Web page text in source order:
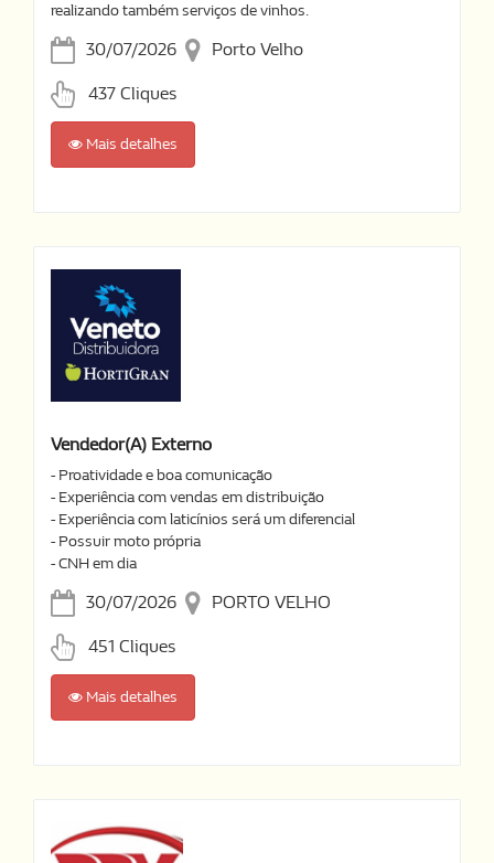
realizando também serviços de vinhos.
30/07/2026 Porto Velho
437 Cliques
Mais detalhes
Vendedor(a) Externo
- Proatividade e boa comunicação
- Experiência com vendas em distribuição
- Experiência com laticínios será um diferencial
- Possuir moto própria
- CNH em dia
30/07/2026 PORTO VELHO
451 Cliques
Mais detalhes